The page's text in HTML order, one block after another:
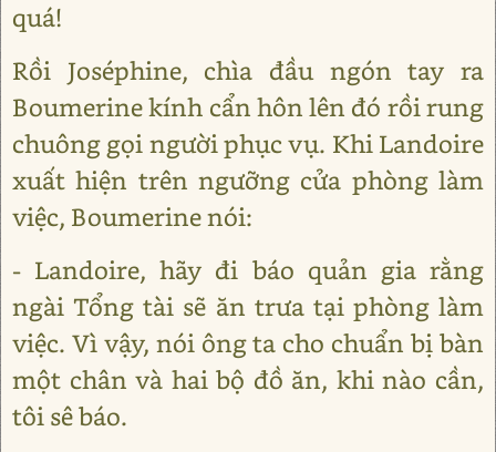
quá!
Rồi Joséphine, chìa đầu ngón tay ra
Boumerine kính cẩn hôn lên đó rồi rung
chuông gọi người phục vụ. Khi Landoire
xuất hiện trên ngưỡng cửa phòng làm
việc, Boumerine nói:
- Landoire, hãy đi báo quản gia rằng
ngài Tổng tài sẽ ăn trưa tại phòng làm
việc. Vì vậy, nói ông ta cho chuẩn bị bàn
một chân và hai bộ đồ ăn, khi nào cần,
tôi sê báo.